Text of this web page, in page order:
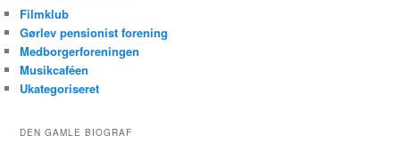
Filmklub
Gørlev pensionist forening
Medborgerforeningen
Musikcaféen
Ukategoriseret
DEN GAMLE BIOGRAF